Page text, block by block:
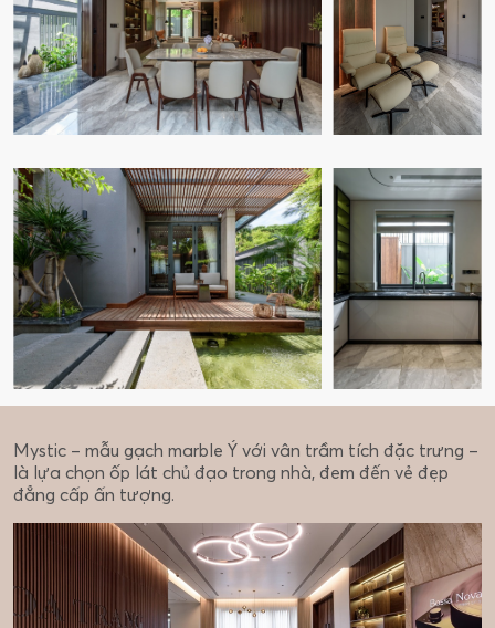
Mystic – mẫu gạch marble Ý với vân trầm tích đặc trưng –
là lựa chọn ốp lát chủ đạo trong nhà, đem đến vẻ đẹp
đẳng cấp ấn tượng.